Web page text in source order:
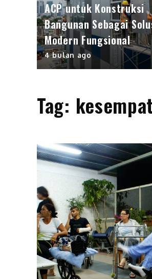
ACP untuk Konstruksi
Bangunan Sebagai
Modern Fungsional
4 bulan ago
Tag: